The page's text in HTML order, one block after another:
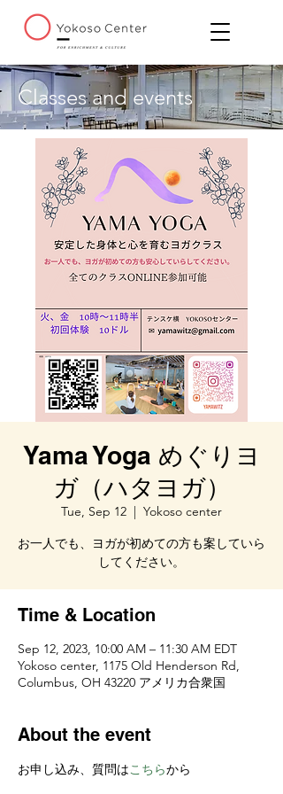
Classes and events
Yama Yoga めぐりヨ
ガ（ハタヨガ）
Tue, Sep 12
  |
Yokoso center
お一人でも、ヨガが初めての方も案していら
してください。
Time & Location
Sep 12, 2023, 10:00 AM – 11:30 AM EDT
Yokoso center, 1175 Old Henderson Rd,
Columbus, OH 43220 アメリカ合衆国
About the event
お申し込み、質問はこちらから